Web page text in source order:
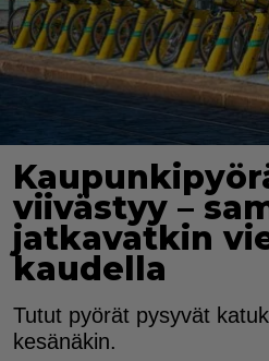
viivästyy –
jatkavatkin
kaudella
Tutut pyörät pysyvät
kesänäkin.